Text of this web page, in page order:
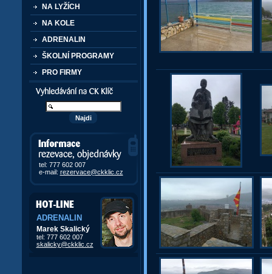
NA LYŽÍCH
NA KOLE
ADRENALIN
ŠKOLNÍ PROGRAMY
PRO FIRMY
Vyhledávání kurzů a akcí
Informace, rezervace,
objedávky
tel: 777 602 007
e-mail: rezervace@ckklic.cz
ADRENALIN
Marek Skalický
tel: 777 602 007
skalicky@ckklic.cz